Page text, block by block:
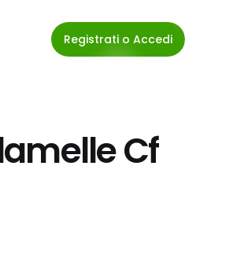
Registrati o Accedi
Cf